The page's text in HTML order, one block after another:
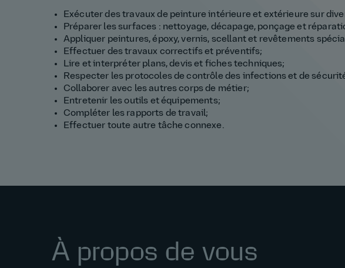
Exécuter des travaux de peinture intérieure et extérieure sur
Préparer les surfaces : nettoyage, décapage, ponçage et
Appliquer peintures, époxy, vernis, scellant et revêtements
Effectuer des travaux correctifs et préventifs;
Lire et interpréter plans, devis et fiches techniques;
Respecter les protocoles de contrôle des infections et de
Collaborer avec les autres corps de métier;
Entretenir les outils et équipements;
Compléter les rapports de travail;
Effectuer toute autre tâche connexe.
À propos de vous